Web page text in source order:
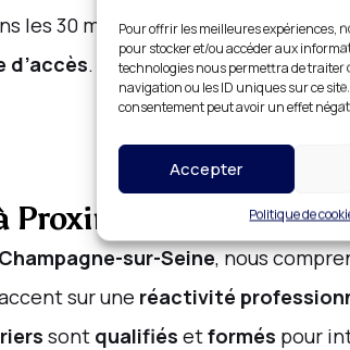
Pour offrir les meilleures expériences,
pour stocker et/ou accéder aux
technologies nous permettra de traiter
navigation ou les ID uniques sur ce
consentement peut avoir un effet
Accepter
Politique de
les 30 minutes qui suivent votre
d’accès. DR HABITATgarantit une
Proximité de
Champagne-sur-Seine, nous
sur une réactivité
sont qualifiés etformés pour